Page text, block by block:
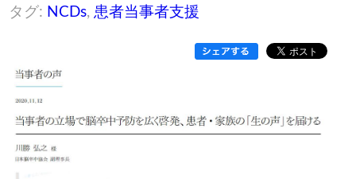
タグ: NCDs, 患者当事者支援